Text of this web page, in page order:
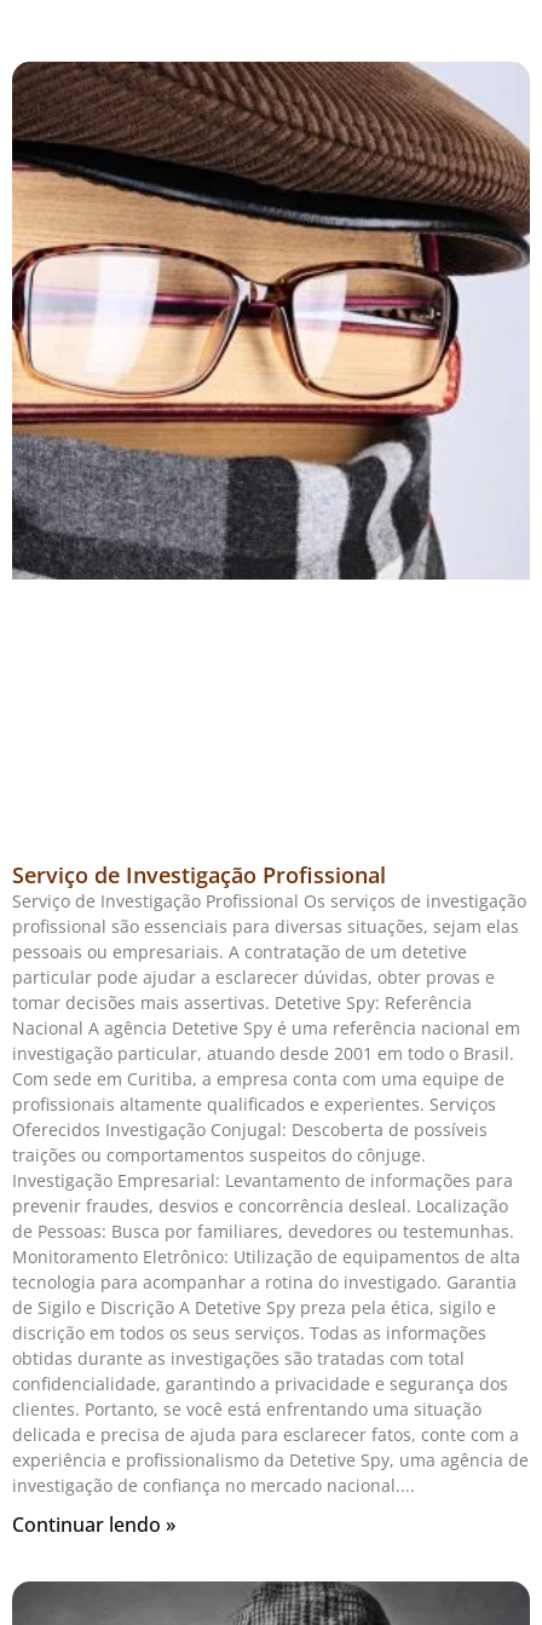
Serviço de Investigação Profissional
Serviço de Investigação Profissional Os serviços de investigação
profissional são essenciais para diversas situações, sejam elas
pessoais ou empresariais. A contratação de um detetive
particular pode ajudar a esclarecer dúvidas, obter provas e
tomar decisões mais assertivas. Detetive Spy: Referência
Nacional A agência Detetive Spy é uma referência nacional em
investigação particular, atuando desde 2001 em todo o Brasil.
Com sede em Curitiba, a empresa conta com uma equipe de
profissionais altamente qualificados e experientes. Serviços
Oferecidos Investigação Conjugal: Descoberta de possíveis
traições ou comportamentos suspeitos do cônjuge.
Investigação Empresarial: Levantamento de informações para
prevenir fraudes, desvios e concorrência desleal. Localização
de Pessoas: Busca por familiares, devedores ou testemunhas.
Monitoramento Eletrônico: Utilização de equipamentos de alta
tecnologia para acompanhar a rotina do investigado. Garantia
de Sigilo e Discrição A Detetive Spy preza pela ética, sigilo e
discrição em todos os seus serviços. Todas as informações
obtidas durante as investigações são tratadas com total
confidencialidade, garantindo a privacidade e segurança dos
clientes. Portanto, se você está enfrentando uma situação
delicada e precisa de ajuda para esclarecer fatos, conte com a
experiência e profissionalismo da Detetive Spy, uma agência de
investigação de confiança no mercado nacional.
Continuar lendo »